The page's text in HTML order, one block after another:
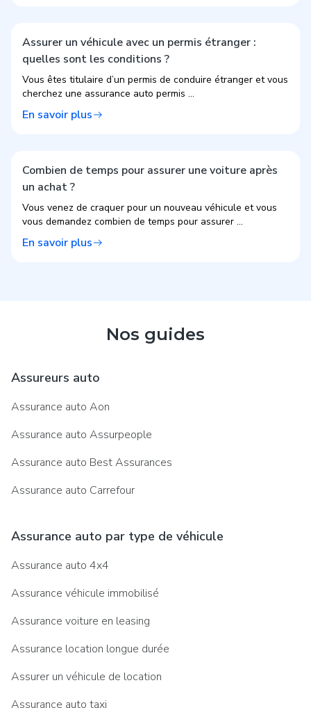
Assurer un véhicule avec un permis étranger :
quelles sont les conditions ?
Vous êtes titulaire d’un permis de conduire étranger et vous
cherchez une assurance auto permis ...
En savoir plus
Combien de temps pour assurer une voiture après
un achat ?
Vous venez de craquer pour un nouveau véhicule et vous
vous demandez combien de temps pour assurer ...
En savoir plus
Nos guides
Assureurs auto
Assurance auto Aon
Assurance auto Assurpeople
Assurance auto Best Assurances
Assurance auto Carrefour
Assurance auto par type de véhicule
Assurance auto 4x4
Assurance véhicule immobilisé
Assurance voiture en leasing
Assurance location longue durée
Assurer un véhicule de location
Assurance auto taxi